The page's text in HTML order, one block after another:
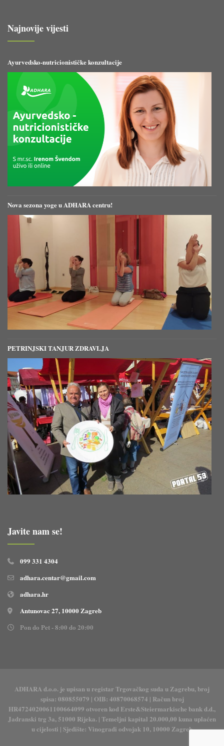
Najnovije vijesti
Ayurvedsko-nutricionističke konzultacije
Nova sezona yoge u ADHARA centru!
PETRINJSKI TANJUR ZDRAVLJA
Javite nam se!
099 331 4304
adhara.centar@gmail.com
adhara.hr
Antunovac 27, 10000 Zagreb
Pon do Pet - 8:00 do 20:00
ADHARA d.o.o. je upisan u registar Trgovačkog suda u Zagrebu, broj
spisa: 080855079 | OIB: 40870068574 | Račun broj
HR4724020061100664099 otvoren kod Erste&Steiermarkische bank d.d.,
Jadranski trg 3a, 51000 Rijeka. | Temeljni kapital 20.000,00 kuna uplaćen
u cijelosti | Sjedište: Vinogradi odvojak 10, 10000 Zagreb